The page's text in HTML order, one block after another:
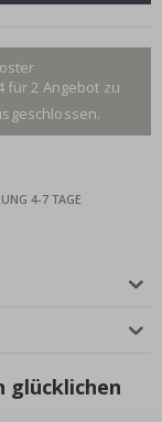
für 2 Angebot zu
4-7 TAGE
glücklichen